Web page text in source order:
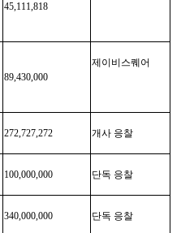
45,111,818
89,430,000
제이비스퀘어
272,727,272 개사 응찰
100,000,000 단독 응찰
340,000,000 단독 응찰